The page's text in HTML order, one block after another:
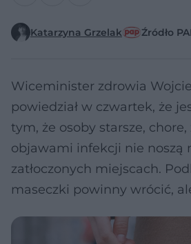
Katarzyna Grzelak Źródło
Wiceminister zdrowia
powiedział w czwartek, że
tym, że osoby starsze,
objawami infekcji nie noszą
zatłoczonych miejscach.
maseczki powinny wrócić,